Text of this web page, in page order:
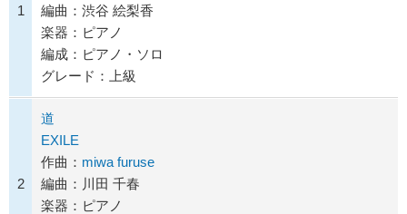
1
編曲：渋谷 絵梨香
楽器：ピアノ
編成：ピアノ・ソロ
グレード：上級
2
道
EXILE
作曲： miwa furuse
編曲：川田 千春
楽器：ピアノ